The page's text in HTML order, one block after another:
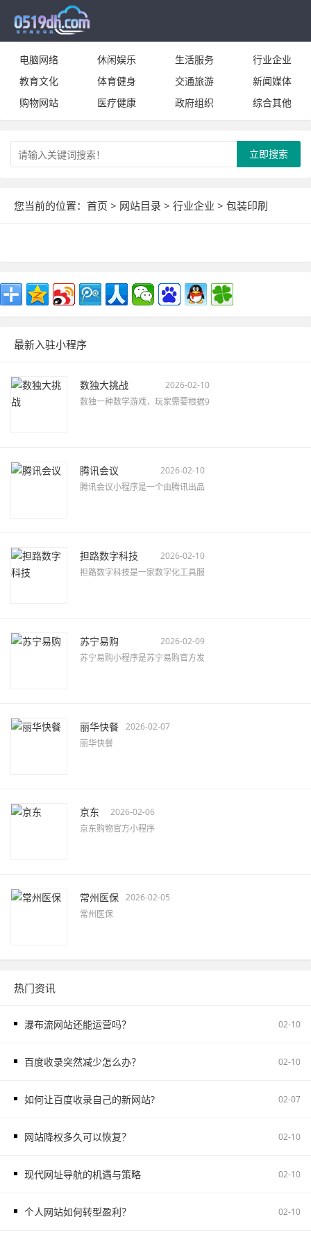
电脑网络 休闲娱乐 生活服务
行业企业
教育文化
体育健身 交通旅游
新闻媒体
购物网站
医疗健康 政府组织 综合其他
立即搜索
您当前的位置： 首页 > 网站目录 > 行业企业 > 包装印刷
最新入驻小程序
数独大挑战
2026-02-10
数独一种数学游戏，玩家需要根据9
腾讯会议
2026-02-10
腾讯会议小程序是一个由腾讯出品
担路数字科技
2026-02-10
担路数字科技是一家数字化工具服
苏宁易购
2026-02-09
苏宁易购小程序是苏宁易购官方发
丽华快餐 2026-02-07
丽华快餐
京东
2026-02-06
京东购物官方小程序
常州医保 2026-02-05
常州医保
热门资讯
瀑布流网站还能运营吗？ 02-10
百度收录突然减少怎么办？ 02-10
如何让百度收录自己的新网站? 02-07
网站降权多久可以恢复？ 02-10
现代网址导航的机遇与策略 02-10
个人网站如何转型盈利？ 02-10